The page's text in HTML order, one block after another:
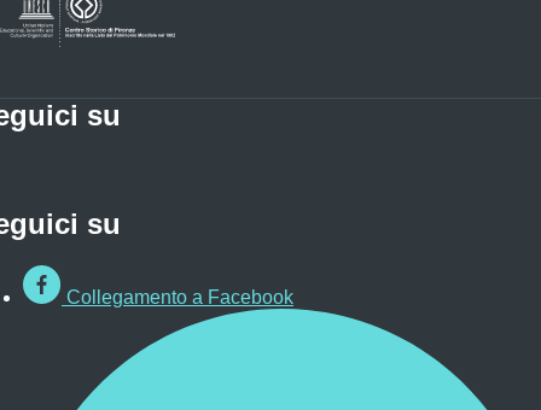
su
su
Collegamento a Facebook